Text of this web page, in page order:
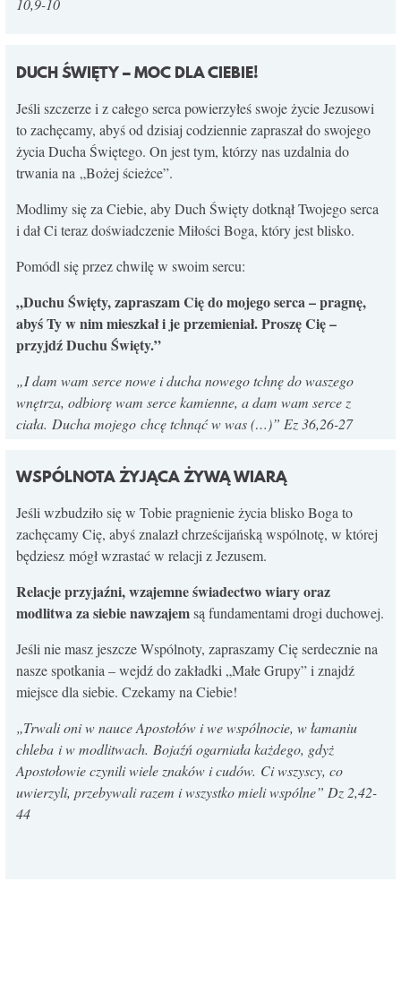
10,9-10
DUCH ŚWIĘTY – MOC DLA CIEBIE!
Jeśli szczerze i z całego serca powierzyłeś swoje życie Jezusowi
to zachęcamy, abyś od dzisiaj codziennie zapraszał do swojego
życia Ducha Świętego. On jest tym, którzy nas uzdalnia do
trwania na „Bożej ścieżce”.
Modlimy się za Ciebie, aby Duch Święty dotknął Twojego serca
i dał Ci teraz doświadczenie Miłości Boga, który jest blisko.
Pomódl się przez chwilę w swoim sercu:
„Duchu Święty, zapraszam Cię do mojego serca – pragnę,
abyś Ty w nim mieszkał i je przemieniał. Proszę Cię –
przyjdź Duchu Święty.”
„I dam wam serce nowe i ducha nowego tchnę do waszego
wnętrza, odbiorę wam serce kamienne, a dam wam serce z
ciała. Ducha mojego chcę tchnąć w was (…)” Ez 36,26-27
WSPÓLNOTA ŻYJĄCA ŻYWĄ WIARĄ
Jeśli wzbudziło się w Tobie pragnienie życia blisko Boga to
zachęcamy Cię, abyś znalazł chrześcijańską wspólnotę, w której
będziesz mógł wzrastać w relacji z Jezusem.
Relacje przyjaźni, wzajemne świadectwo wiary oraz
modlitwa za siebie nawzajemsą fundamentami drogi duchowej.
Jeśli nie masz jeszcze Wspólnoty, zapraszamy Cię serdecznie na
nasze spotkania – wejdź do zakładki „Małe Grupy” i znajdź
miejsce dla siebie. Czekamy na Ciebie!
„Trwali oni w nauce Apostołów i we wspólnocie, w łamaniu
chleba i w modlitwach. Bojaźń ogarniała każdego, gdyż
Apostołowie czynili wiele znaków i cudów. Ci wszyscy, co
uwierzyli, przebywali razem i wszystko mieli wspólne” Dz 2,42-
44